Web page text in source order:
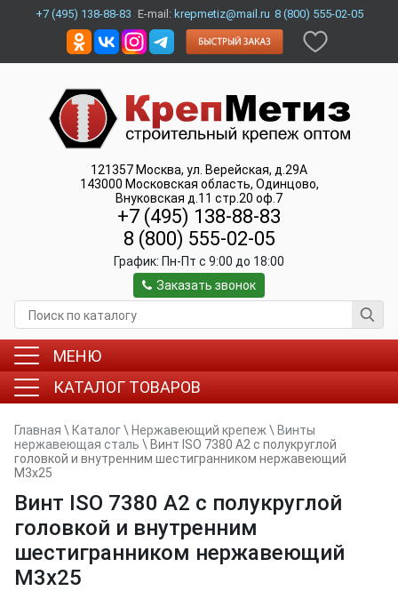
+7 (495) 138-88-83 E-mail: krepmetiz@mail.ru 8 (800) 555-02-05
121357 Москва, ул. Верейская, д.29А
143000 Московская область, Одинцово,
Внуковская д.11 стр.20 оф.7
+7 (495) 138-88-83
8 (800) 555-02-05
График: Пн-Пт c 9:00 до 18:00
Заказать звонок
МЕНЮ
КАТАЛОГ ТОВАРОВ
Главная \ Каталог\ Нержавеющий крепеж \ Винты
нержавеющая сталь \ Винт ISO 7380 A2 с полукруглой
головкой и внутренним шестигранником нержавеющий
M3x25
Винт ISO 7380 A2 с полукруглой
головкой и внутренним
шестигранником нержавеющий
M3x25